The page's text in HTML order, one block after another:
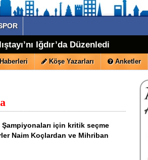
Iğdır’da Düzenledi
Köşe Yazarları Anketler
için kritik seçme
Naim Koçlardan ve Mihriban